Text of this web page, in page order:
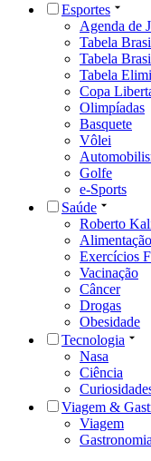
Esportes
Agenda de
Tabela
Tabela
Tabela
Copa
Olimpíadas
Basquete
Vôlei
Golfe
e-Sports
Saúde
Roberto
Alimentação
Exercícios
Vacinação
Câncer
Drogas
Obesidade
Tecnologia
Nasa
Ciência
Viagem &
Viagem
Gastronomia